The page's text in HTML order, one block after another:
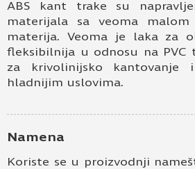
ABS kant trake su
materijala sa veoma
materija. Veoma je laka za
fleksibilnija u odnosu na PVC
za krivolinijsko
hladnijim uslovima.
Namena
Koriste se u proizvodnji